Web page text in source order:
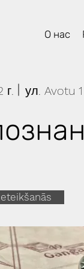
О нас
г. ул. Avotu 1